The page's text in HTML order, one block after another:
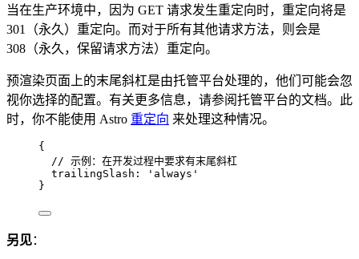
当在生产环境中，因为 GET 请求发生重定向时，重定向将是
301（永久）重定向。而对于所有其他请求方法，则会是
308（永久，保留请求方法）重定向。
预渲染页面上的末尾斜杠是由托管平台处理的，他们可能会忽
视你选择的配置。有关更多信息，请参阅托管平台的文档。此
时，你不能使用 Astro 重定向 来处理这种情况。
{
// 示例：在开发过程中要求有末尾斜杠
trailingSlash:
' always '
}
另见：